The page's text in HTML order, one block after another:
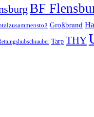
BF
Großbrand
Tarp THY